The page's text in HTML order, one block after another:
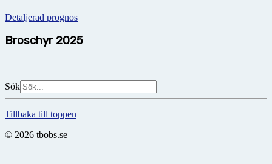
Detaljerad prognos
Broschyr 2025
Sök
Tillbaka till toppen
© 2026 tbobs.se